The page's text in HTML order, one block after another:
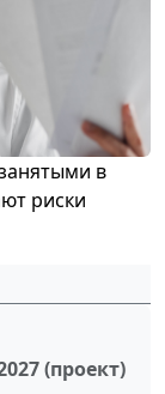
в
риски
(проект)